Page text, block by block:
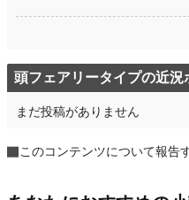
頭フェアリータイプの近況
まだ投稿がありません
このコンテンツについて報告